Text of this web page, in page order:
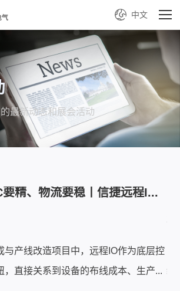
中文
最新动态和展会活动
~】世界杯激战正酣！信捷四...
杯激战正酣，每一场淘汰赛都是生死战。
队，制胜逻辑高度统一：教练组实时收...